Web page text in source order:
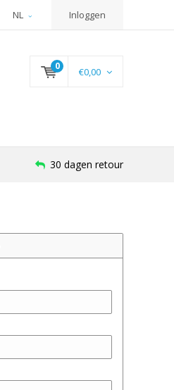
NL Inloggen
0 €0,00
30 dagen retour